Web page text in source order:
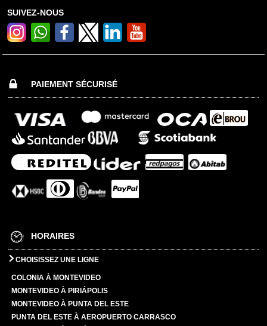
SUIVEZ-NOUS
PAIEMENT SÉCURISÉ
HORAIRES
CHOISISSEZ UNE LIGNE
COLONIA À MONTEVIDEO
MONTEVIDEO À PIRIÁPOLIS
MONTEVIDEO À PUNTA DEL ESTE
PUNTA DEL ESTE À AEROPUERTO CARRASCO